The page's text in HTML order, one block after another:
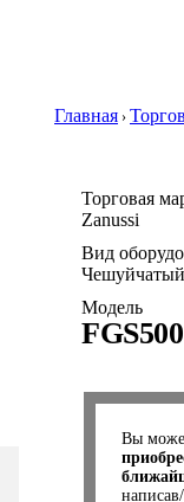
Главная ›
Торговая
Zanussi
Вид
Чешуйчатый
Модель
FGS500
Вы